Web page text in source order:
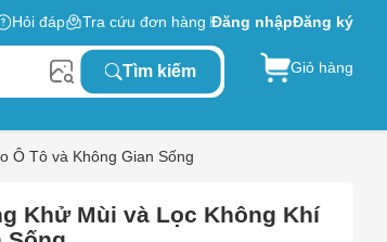
Hỏi đáp Tra cứu đơn hàng Đăng nhậpĐăng ký
Tìm kiếm Giỏ hàng
Ô Tô và Không Gian Sống
Khử Mùi và Lọc Không Khí